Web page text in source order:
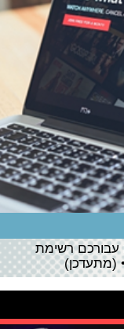
עבורכם רשימת
(מתעדכן)